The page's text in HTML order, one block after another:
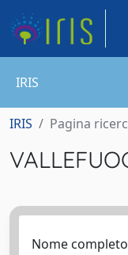
IRIS
IRIS Pagina
Nome completo